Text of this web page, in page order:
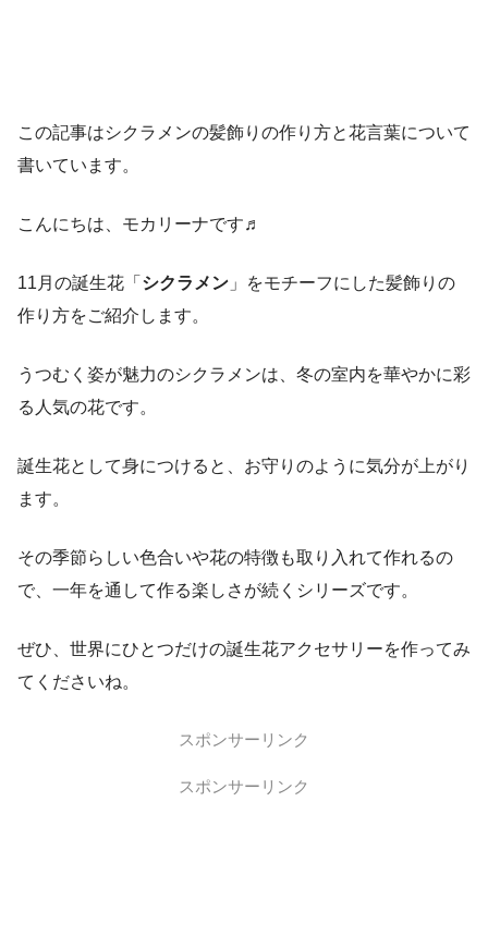
この記事はシクラメンの髪飾りの作り方と花言葉について
書いています。
こんにちは、モカリーナです♬
11月の誕生花「 シクラメン 」をモチーフにした髪飾りの
作り方をご紹介します。
うつむく姿が魅力のシクラメンは、冬の室内を華やかに彩
る人気の花です。
誕生花として身につけると、お守りのように気分が上がり
ます。
その季節らしい色合いや花の特徴も取り入れて作れるの
で、一年を通して作る楽しさが続くシリーズです。
ぜひ、世界にひとつだけの誕生花アクセサリーを作ってみ
てくださいね。
スポンサーリンク
スポンサーリンク